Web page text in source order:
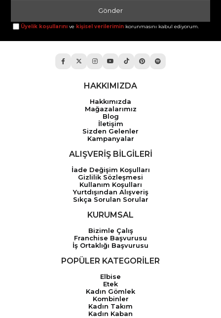
Gönder
Üyelik koşullarını ve kişisel verilerimin korunmasını kabul ediyorum.
HAKKIMIZDA
Hakkımızda
Mağazalarımız
Blog
İletişim
Sizden Gelenler
Kampanyalar
ALIŞVERİŞ BİLGİLERİ
İade Değişim Koşulları
Gizlilik Sözleşmesi
Kullanım Koşulları
Yurtdışından Alışveriş
Sıkça Sorulan Sorular
KURUMSAL
Bizimle Çalış
Franchise Başvurusu
İş Ortaklığı Başvurusu
POPÜLER KATEGORİLER
Elbise
Etek
Kadın Gömlek
Kombinler
Kadın Takım
Kadın Kaban